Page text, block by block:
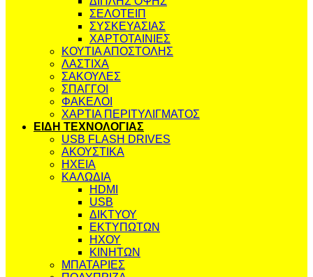
ΣΕΛΟΤΕΙΠ
ΣΥΣΚΕΥΑΣΙΑΣ
ΧΑΡΤΟΤΑΙΝΙΕΣ
ΚΟΥΤΙΑ ΑΠΟΣΤΟΛΗΣ
ΛΑΣΤΙΧΑ
ΣΑΚΟΥΛΕΣ
ΣΠΑΓΓΟΙ
ΦΑΚΕΛΟΙ
ΧΑΡΤΙΑ ΠΕΡΙΤΥΛΙΓΜΑΤΟΣ
ΕΙΔΗ ΤΕΧΝΟΛΟΓΙΑΣ
USB FLASH DRIVES
ΑΚΟΥΣΤΙΚΑ
ΗΧΕΙΑ
ΚΑΛΩΔΙΑ
HDMI
USB
ΔΙΚΤΥΟΥ
ΕΚΤΥΠΩΤΩΝ
ΗΧΟΥ
ΚΙΝΗΤΩΝ
ΜΠΑΤΑΡΙΕΣ